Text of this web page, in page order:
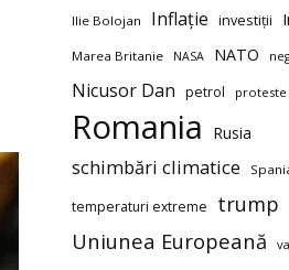
Ilie Bolojan Inflație investiții
Marea Britanie NASA NATO
Nicusor Dan petrol proteste
Romania Rusia
schimbări climatice
temperaturi extreme trump
Uniunea Europeană